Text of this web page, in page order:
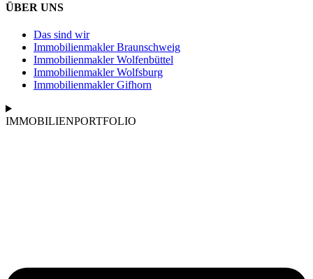
ÜBER UNS
Das sind wir
Immobilienmakler Braunschweig
Immobilienmakler Wolfenbüttel
Immobilienmakler Wolfsburg
Immobilienmakler Gifhorn
IMMOBILIENPORTFOLIO